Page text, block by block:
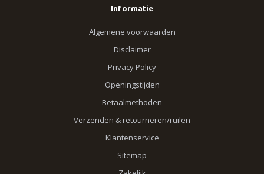
Informatie
Algemene voorwaarden
Disclaimer
Privacy Policy
Openingstijden
Betaalmethoden
Verzenden & retourneren/ruilen
Klantenservice
Sitemap